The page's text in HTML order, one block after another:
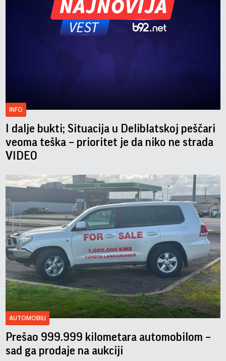
INFO
I dalje bukti; Situacija u Deliblatskoj peščari
veoma teška – prioritet je da niko ne strada
VIDEO
AUTOMOBILI
Prešao 999.999 kilometara automobilom –
sad ga prodaje na aukciji